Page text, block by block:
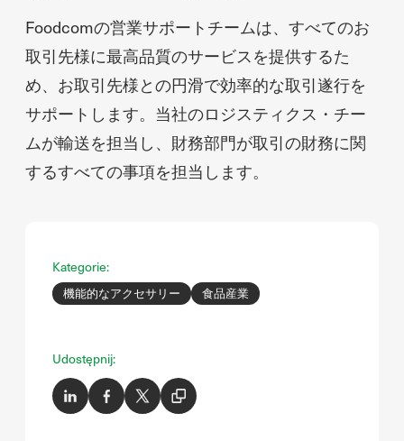
Foodcomの営業サポートチームは、すべてのお
取引先様に最高品質のサービスを提供するた
め、お取引先様との円滑で効率的な取引遂行を
サポートします。当社のロジスティクス・チー
ムが輸送を担当し、財務部門が取引の財務に関
するすべての事項を担当します。
Kategorie:
機能的なアクセサリー 食品産業
Udostępnij: